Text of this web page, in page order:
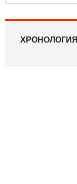
ХРОНОЛОГИЯ